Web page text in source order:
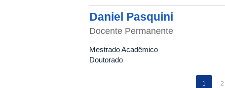
Daniel Pasquini
Docente Permanente
Mestrado Acadêmico
Doutorado
1 2